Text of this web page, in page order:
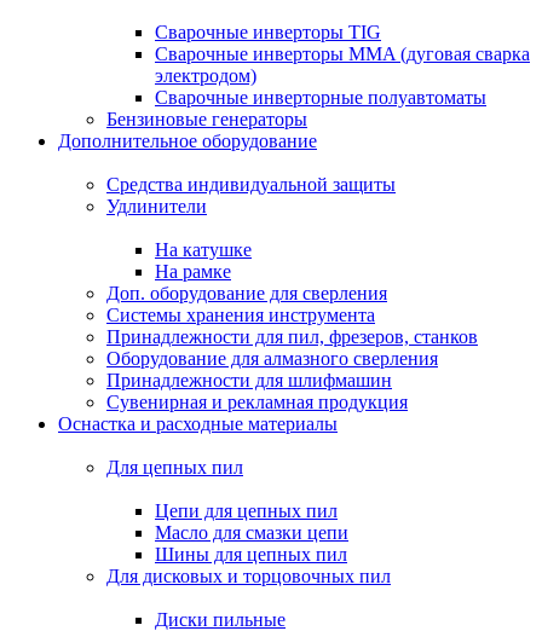
Сварочные инверторы TIG
Сварочные инверторы MMA (дуговая сварка
электродом)
Сварочные инверторные полуавтоматы
Бензиновые генераторы
Дополнительное оборудование
Средства индивидуальной защиты
Удлинители
На катушке
На рамке
Доп. оборудование для сверления
Системы хранения инструмента
Принадлежности для пил, фрезеров, станков
Оборудование для алмазного сверления
Принадлежности для шлифмашин
Сувенирная и рекламная продукция
Оснастка и расходные материалы
Для цепных пил
Цепи для цепных пил
Масло для смазки цепи
Шины для цепных пил
Для дисковых и торцовочных пил
Диски пильные